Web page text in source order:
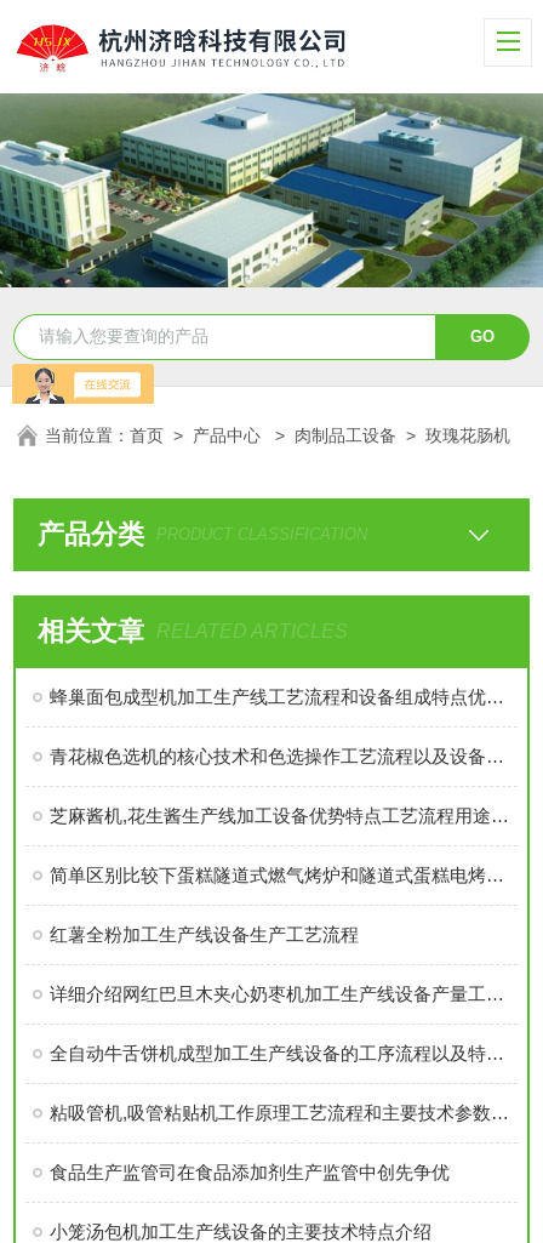
当前位置：首页 > 产品中心 > 肉制品工设备 >玫瑰花肠机
产品分类 PRODUCT CLASSIFICATION
相关文章 RELATED ARTICLES
蜂巢面包成型机加工生产线工艺流程和设备组成特点优势介绍
青花椒色选机的核心技术和色选操作工艺流程以及设备优势介绍
芝麻酱机,花生酱生产线加工设备优势特点工艺流程用途技术参数详细介绍
简单区别比较下蛋糕隧道式燃气烤炉和隧道式蛋糕电烤炉功能以及特点
红薯全粉加工生产线设备生产工艺流程
详细介绍网红巴旦木夹心奶枣机加工生产线设备产量工艺流程和设备单机报价
全自动牛舌饼机成型加工生产线设备的工序流程以及特点概述
粘吸管机,吸管粘贴机工作原理工艺流程和主要技术参数作用介绍
食品生产监管司在食品添加剂生产监管中创先争优
小笼汤包机加工生产线设备的主要技术特点介绍